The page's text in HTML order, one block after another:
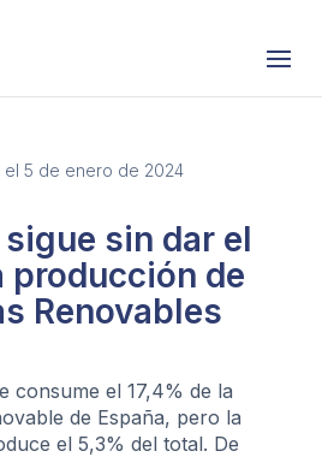
el 5 de enero de 2024
sin dar el
producción de
Renovables
consume el 17,4% de la
de España, pero la
el 5,3% del total. De